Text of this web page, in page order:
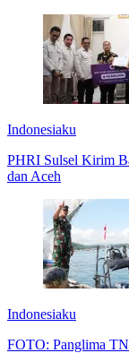
Indonesiaku
PHRI Sulsel Kirim
dan Aceh
Indonesiaku
FOTO: Panglima